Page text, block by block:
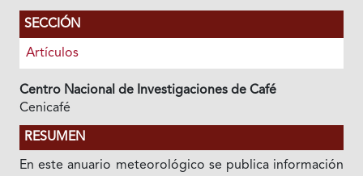
SECCIÓN
Artículos
Centro Nacional de Investigaciones de Café
Cenicafé
RESUMEN
En este anuario meteorológico se publica información